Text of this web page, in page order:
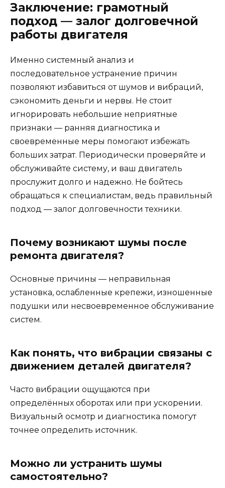
Заключение: грамотный
подход — залог долговечной
работы двигателя
Именно системный анализ и
последовательное устранение причин
позволяют избавиться от шумов и вибраций,
сэкономить деньги и нервы. Не стоит
игнорировать небольшие неприятные
признаки — ранняя диагностика и
своевременные меры помогают избежать
больших затрат. Периодически проверяйте и
обслуживайте систему, и ваш двигатель
прослужит долго и надежно. Не бойтесь
обращаться к специалистам, ведь правильный
подход — залог долговечности техники.
Почему возникают шумы после
ремонта двигателя?
Основные причины — неправильная
установка, ослабленные крепежи, изношенные
подушки или несвоевременное обслуживание
систем.
Как понять, что вибрации связаны с
движением деталей двигателя?
Часто вибрации ощущаются при
определённых оборотах или при ускорении.
Визуальный осмотр и диагностика помогут
точнее определить источник.
Можно ли устранить шумы
самостоятельно?